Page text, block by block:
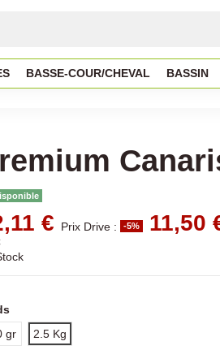
BASSE-COUR/CHEVAL BASSIN
€ Prix Drive : -5% 11,50
gr
2.5 Kg